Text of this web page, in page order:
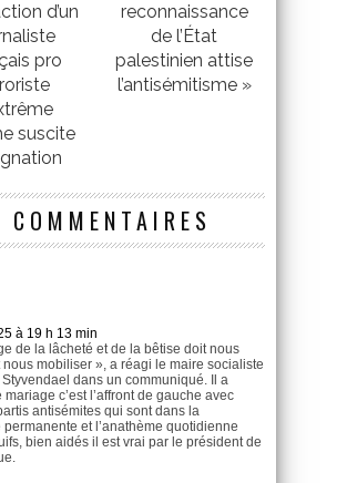
d’un
pro
suscite
reconnaissance
de l’État
palestinien attise
l’antisémitisme »
COMMENTAIRES
à 19 h 13 min
de la lâcheté et de la bêtise doit nous
mobiliser », a réagi le maire socialiste
dans un communiqué. Il a
mariage c’est l’affront de gauche avec
antisémites qui sont dans la
et l’anathème quotidienne
bien aidés il est vrai par le président de